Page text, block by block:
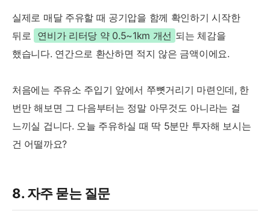
실제로 매달 주유할 때 공기압을 함께 확인하기 시작한
뒤로 연비가 리터당 약 0.5~1km 개선 되는 체감을
했습니다. 연간으로 환산하면 적지 않은 금액이에요.
처음에는 주유소 주입기 앞에서 쭈뼛거리기 마련인데, 한
번만 해보면 그 다음부터는 정말 아무것도 아니라는 걸
느끼실 겁니다. 오늘 주유하실 때 딱 5분만 투자해 보시는
건 어떨까요?
8. 자주 묻는 질문